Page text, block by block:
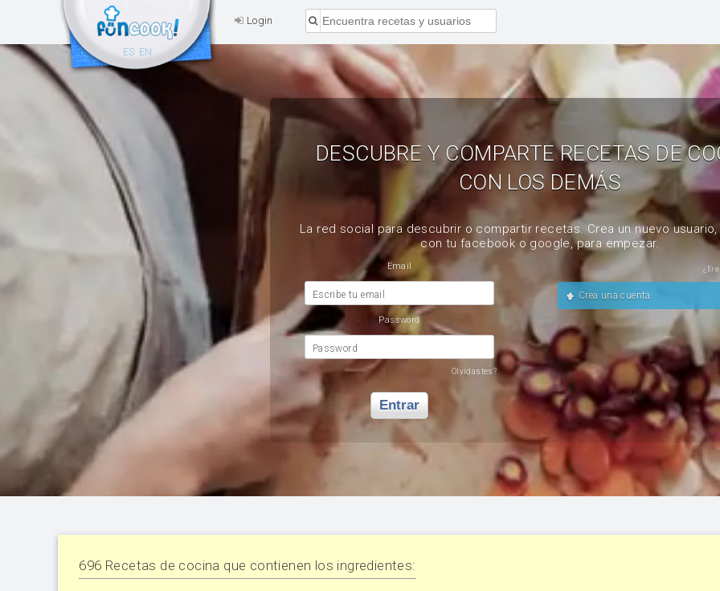
Login
ES EN
DESCUBRE Y COMPARTE RECETAS DE
CON LOS DEMÁS
La red social para descubrir o compartir recetas. Crea un nuevo
con tu facebook o google, para empezar.
Email
Escribe tu email
Password
Password
Olvidastes?
Entrar
Crea una cuenta
696 Recetas de cocina que contienen los ingredientes: